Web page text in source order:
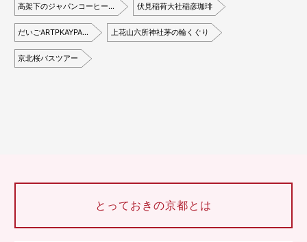
高架下のジャパンコーヒー… 伏見稲荷大社稲彦珈琲
だいごARTPKAYPA… 上花山六所神社茅の輪くぐり
京北桜バスツアー
とっておきの京都とは